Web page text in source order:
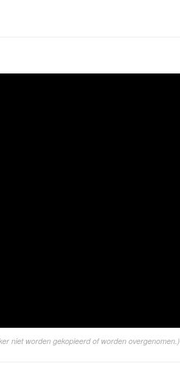
niet worden gekopieerd of worden overgenomen.)